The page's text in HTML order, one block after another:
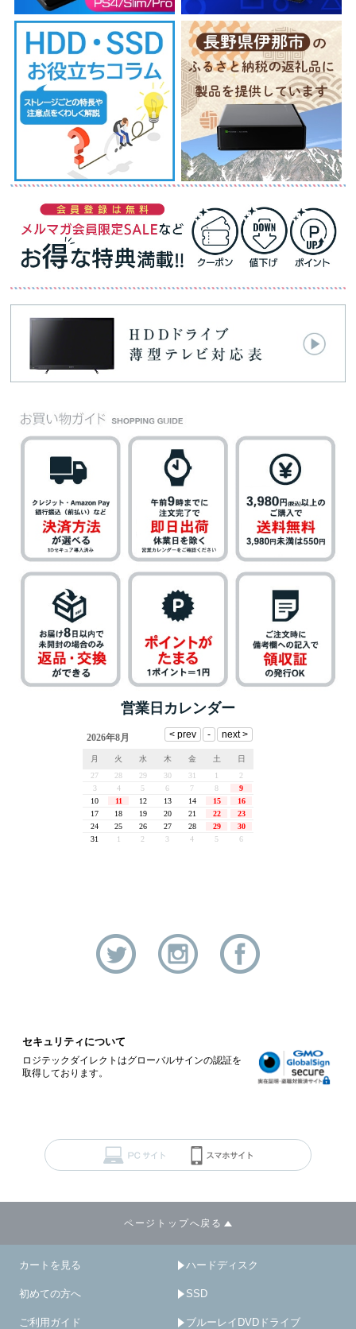
営業日カレンダー
セキュリティについて
ロジテックダイレクトはグローバルサインの認証を
取得しております。
ページトップへ戻る
カートを見る
初めての方へ
ご利用ガイド
ハードディスク
SSD
ブルーレイDVDドライブ